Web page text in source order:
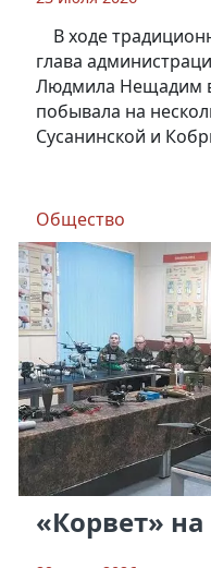
В ходе
глава
Людмила Нещадим
побывала на
Сусанинской и
Общество
«Корвет»